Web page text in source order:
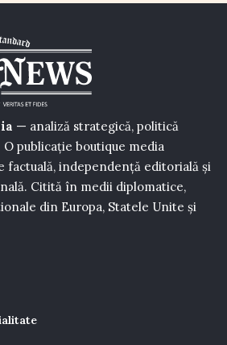
— analiză strategică, politică
publicație boutique media
factuală, independență editorială și
Citită în medii diplomatice,
din Europa, Statele Unite și